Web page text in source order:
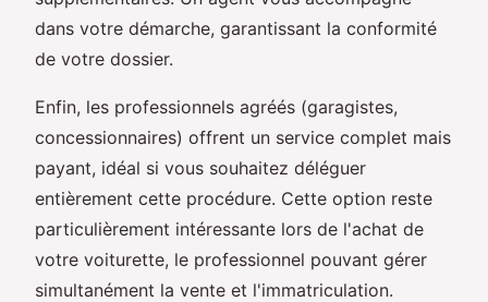
dans votre démarche, garantissant la conformité
de votre dossier.
Enfin, les professionnels agréés (garagistes,
concessionnaires) offrent un service complet mais
payant, idéal si vous souhaitez déléguer
entièrement cette procédure. Cette option reste
particulièrement intéressante lors de l'achat de
votre voiturette, le professionnel pouvant gérer
simultanément la vente et l'immatriculation.